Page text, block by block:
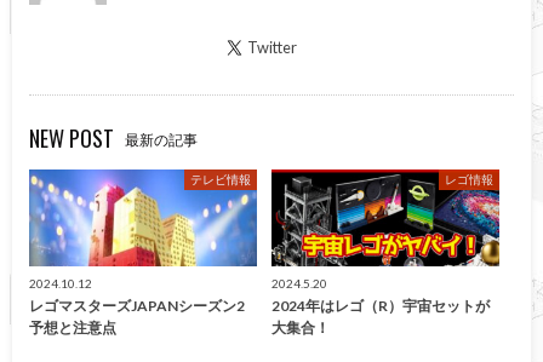
Twitter
NEW POST 最新の記事
テレビ情報
2024.10.12
レゴマスターズJAPANシーズン2
予想と注意点
レゴ情報
2024.5.20
2024年はレゴ（R）宇宙セットが
大集合！